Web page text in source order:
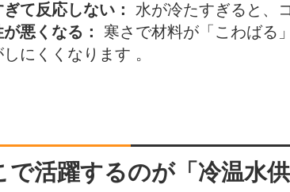
て反応しない：
水が冷たすぎると、
悪くなる：
寒さで材料が「こわばる
にくくなります 。
で活躍するのが「冷温水